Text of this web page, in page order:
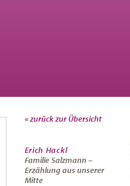
« zurück zur Übersicht
Erich Hackl
Familie Salzmann –
Erzählung aus unserer
Mitte